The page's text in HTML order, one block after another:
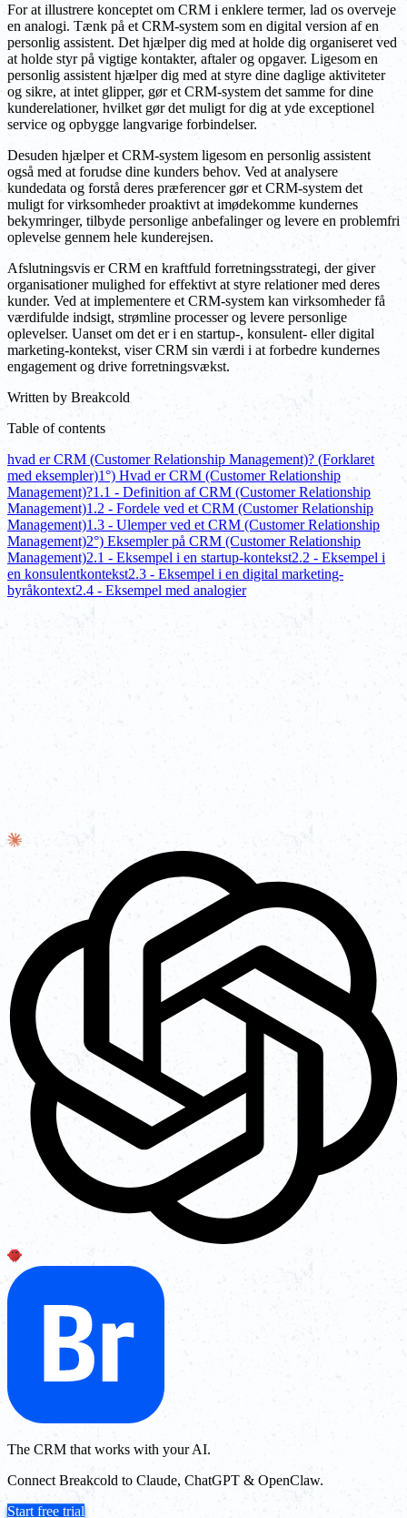
For at illustrere konceptet om CRM i enklere termer, lad os overveje
en analogi. Tænk på et CRM-system som en digital version af en
personlig assistent. Det hjælper dig med at holde dig organiseret ved
at holde styr på vigtige kontakter, aftaler og opgaver. Ligesom en
personlig assistent hjælper dig med at styre dine daglige aktiviteter
og sikre, at intet glipper, gør et CRM-system det samme for dine
kunderelationer, hvilket gør det muligt for dig at yde exceptionel
service og opbygge langvarige forbindelser.
Desuden hjælper et CRM-system ligesom en personlig assistent
også med at forudse dine kunders behov. Ved at analysere
kundedata og forstå deres præferencer gør et CRM-system det
muligt for virksomheder proaktivt at imødekomme kundernes
bekymringer, tilbyde personlige anbefalinger og levere en problemfri
oplevelse gennem hele kunderejsen.
Afslutningsvis er CRM en kraftfuld forretningsstrategi, der giver
organisationer mulighed for effektivt at styre relationer med deres
kunder. Ved at implementere et CRM-system kan virksomheder få
værdifulde indsigt, strømline processer og levere personlige
oplevelser. Uanset om det er i en startup-, konsulent- eller digital
marketing-kontekst, viser CRM sin værdi i at forbedre kundernes
engagement og drive forretningsvækst.
Written by Breakcold
Table of contents
hvad er CRM (Customer Relationship Management)? (Forklaret
med eksempler)1°) Hvad er CRM (Customer Relationship
Management)?1.1 - Definition af CRM (Customer Relationship
Management)1.2 - Fordele ved et CRM (Customer Relationship
Management)1.3 - Ulemper ved et CRM (Customer Relationship
Management)2°) Eksempler på CRM (Customer Relationship
Management)2.1 - Eksempel i en startup-kontekst2.2 - Eksempel i
en konsulentkontekst2.3 - Eksempel i en digital marketing-
byråkontext2.4 - Eksempel med analogier
The CRM that works with your AI.
Connect Breakcold to Claude, ChatGPT & OpenClaw.
Start free trial